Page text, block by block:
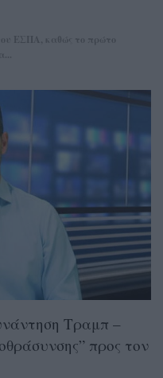
Τραμπ –
προς τον